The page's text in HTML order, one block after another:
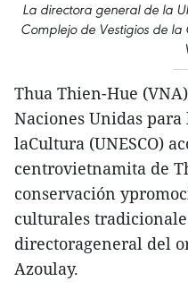
La directora general de la
Complejo de Vestigios de
Thua Thien-Hue
Naciones Unidas
laCultura (UNESCO)
centrovietnamita de
conservación
culturales
directorageneral del
Azoulay.